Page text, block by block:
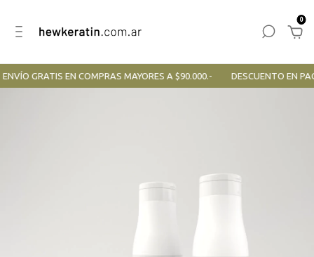
0
GRATIS EN COMPRAS MAYORES A $90.000.- DESCUENTO EN